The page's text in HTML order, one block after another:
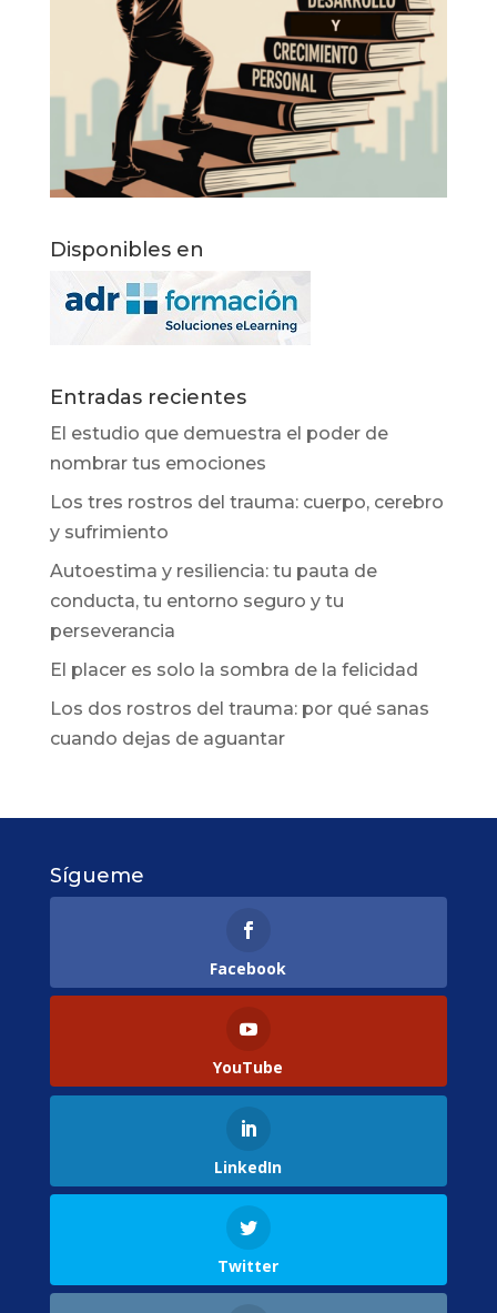
Disponibles en
Entradas recientes
El estudio que demuestra el poder de
nombrar tus emociones
Los tres rostros del trauma: cuerpo, cerebro
y sufrimiento
Autoestima y resiliencia: tu pauta de
conducta, tu entorno seguro y tu
perseverancia
El placer es solo la sombra de la felicidad
Los dos rostros del trauma: por qué sanas
cuando dejas de aguantar
Sígueme
Facebook
YouTube
LinkedIn
Twitter